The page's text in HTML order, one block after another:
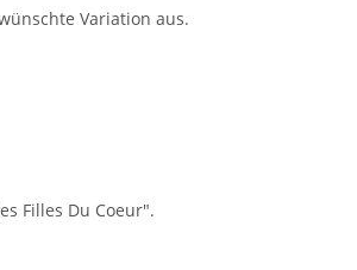
Variation aus.
Filles Du Coeur".